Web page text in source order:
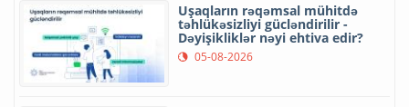
Uşaqların rəqəmsal mühitdə
təhlükəsizliyi gücləndirilir -
Dəyişikliklər nəyi ehtiva edir?
05-08-2026